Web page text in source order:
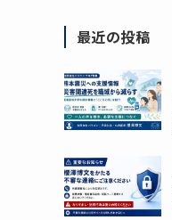
最近の投稿